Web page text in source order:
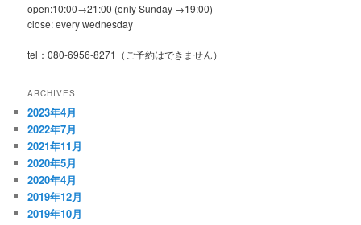
open:10:00→21:00 (only Sunday →19:00)
close: every wednesday
tel：080-6956-8271（ご予約はできません）
ARCHIVES
2023年4月
2022年7月
2021年11月
2020年5月
2020年4月
2019年12月
2019年10月